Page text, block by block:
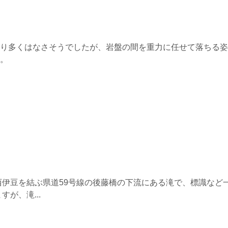
多くはなさそうでしたが、岩盤の間を重力に任せて落ちる
豆を結ぶ県道59号線の後藤橋の下流にある滝で、標識など
が、滝...